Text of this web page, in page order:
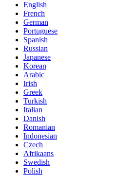
English
French
German
Portuguese
Spanish
Russian
Japanese
Korean
Arabic
Irish
Greek
Turkish
Italian
Danish
Romanian
Indonesian
Czech
Afrikaans
Swedish
Polish